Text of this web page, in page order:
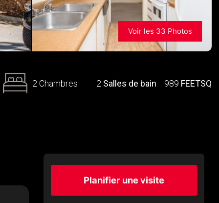
Voir les 33 Photos
2 Chambres 2 Salles de bain 989 FEETSQ
Planifier une visite